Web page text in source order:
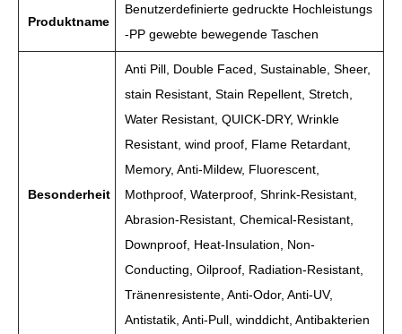
Produktname
Benutzerdefinierte gedruckte Hochleistungs
-PP gewebte bewegende Taschen
Besonderheit
Anti Pill, Double Faced, Sustainable, Sheer,
stain Resistant, Stain Repellent, Stretch,
Water Resistant, QUICK-DRY, Wrinkle
Resistant, wind proof, Flame Retardant,
Memory, Anti-Mildew, Fluorescent,
Mothproof, Waterproof, Shrink-Resistant,
Abrasion-Resistant, Chemical-Resistant,
Downproof, Heat-Insulation, Non-
Conducting, Oilproof, Radiation-Resistant,
Tränenresistente, Anti-Odor, Anti-UV,
Antistatik, Anti-Pull, winddicht, Antibakterien